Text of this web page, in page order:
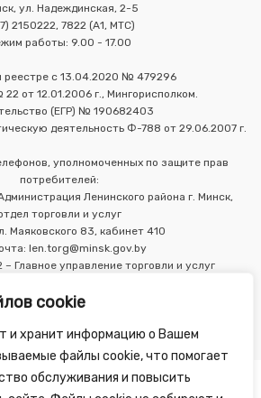
cookie
и хранит информацию о Вашем
файлы cookie, что помогает
обслуживания и повысить
ул. Надеждинская, 2-5
2150222, 7822 (А1, МТС)
работы: 9.00 - 17.00
реестре с 13.04.2020 № 479296
от 12.01.2006 г., Мингорисполком.
(ЕГР) № 190682403
деятельность Ф-788 от 29.06.2007 г.
уполномоченных по защите прав
потребителей:
Ленинского района г. Минск,
торговли и услуг
Маяковского 83, кабинет 410
len.torg@minsk.gov.by
Главное управление торговли и услуг